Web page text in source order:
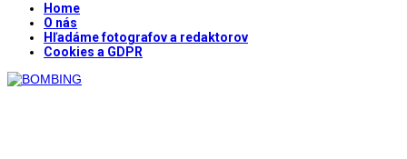
Home
O nás
Hľadáme fotografov a redaktorov
Cookies a GDPR